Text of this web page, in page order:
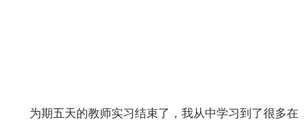
为期五天的教师实习结束了，我从中学习到了很多在